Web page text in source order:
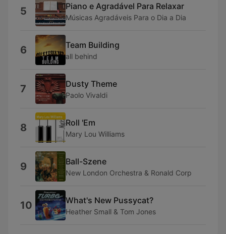
5 Piano e Agradável Para Relaxar
Músicas Agradáveis Para o Dia a Dia
6 Team Building
all behind
7 Dusty Theme
Paolo Vivaldi
8 Roll 'Em
Mary Lou Williams
9 Ball-Szene
New London Orchestra & Ronald Corp
10 What's New Pussycat?
Heather Small & Tom Jones